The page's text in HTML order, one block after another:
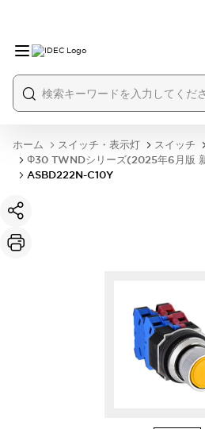
ホーム スイッチ・表示灯 スイッチ
Φ30 TWNDシリーズ(2025年6月版
ASBD222N-C10Y